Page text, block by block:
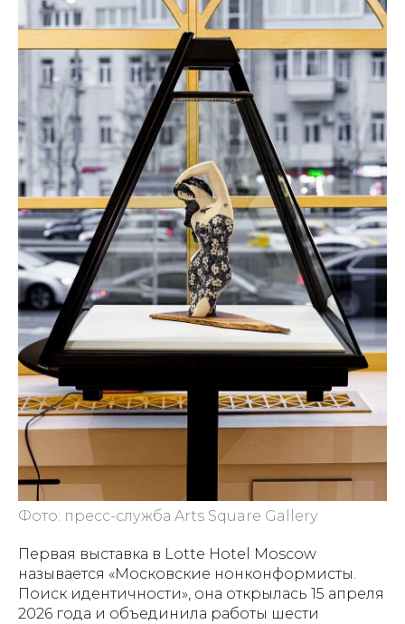
Фото: пресс-служба Arts Square Gallery
Первая выставка в Lotte Hotel Moscow
называется «Московские нонконформисты.
Поиск идентичности», она открылась 15 апреля
2026 года и объединила работы шести